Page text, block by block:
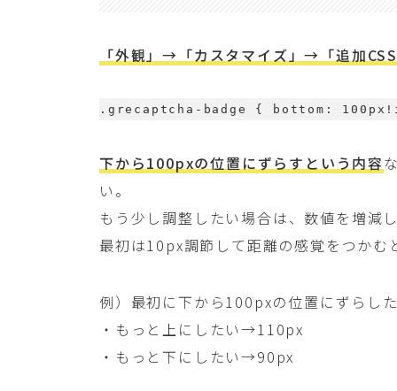
「外観」→「カスタマイズ」→「追加
.grecaptcha-badge { bottom:
下から100pxの位置にずらすという内容
い。
もう少し調整したい場合は、数値を増減
最初は10px調節して距離の感覚をつかむ
例）最初に下から100pxの位置にずらし
・もっと上にしたい→110px
・もっと下にしたい→90px